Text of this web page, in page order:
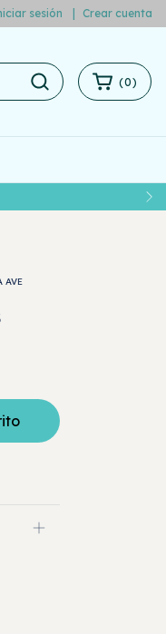
sesión Crear cuenta
(0)
AVE